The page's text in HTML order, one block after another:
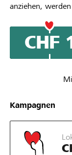
DE FR IT
anziehen,
Vereinsdress
Jahre etwas
Turnerinnen in
CHF
CHF 500
CHF 2’500
Wunschbetrag
Kampagnen